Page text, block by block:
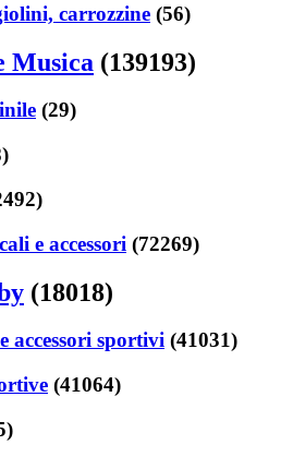
carrozzine (56)
Musica (139193)
(29)
e accessori (72269)
(18018)
accessori sportivi (41031)
(41064)